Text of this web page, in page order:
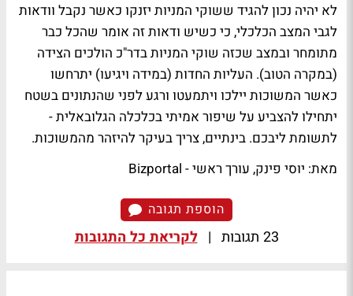
לא יהיה נכון להגיד ששוקי המניות יזנקו כאשר נקבל וודאות
לגבי המצב הכלכלי, כי כשיש ודאות זה אומר שהכל כבר
מתומחר ובמצב שכזה שוקי המניות בדר"כ הולכים הצידה
(במקרה הטוב). העליות החדות (במידה ויגיעו) יתרחשו
כאשר המשוכות יילכו ויתמעטו ורגע לפני שהנתונים בשטח
יתחילו להצביע על שיפור אמיתי בכלכלה הגלובאלית -
לתשומת ליבכם. בינתיים, צריך בעיקר להיזהר מהמשוכות.
מאת: יוסי פינק, עורך ראשי - Bizportal
הוספת תגובה
23 תגובות | לקריאת כל התגובות